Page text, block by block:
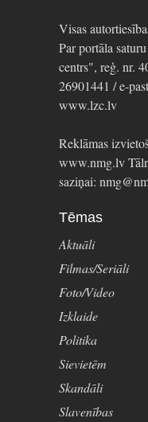
Visas
Par portāla
centrs", reģ. nr.
26901441 / e-
www.lzc.lv
Reklāmas
www.nmg.lv
saziņai:
Tēmas
Aktuāli
Filmas/Seriāli
Foto/Video
Izklaide
Politika
Sievietēm
Skandāli
Slavenības